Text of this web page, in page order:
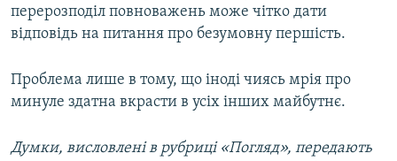
перерозподіл повноважень може чітко дати
відповідь на питання про безумовну першість.
Проблема лише в тому, що іноді чиясь мрія про
минуле здатна вкрасти в усіх інших майбутнє.
Думки, висловлені в рубриці «Погляд», передають